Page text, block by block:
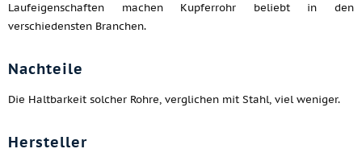
Laufeigenschaften machen Kupferrohr beliebt in den
verschiedensten Branchen.
Nachteile
Die Haltbarkeit solcher Rohre, verglichen mit Stahl, viel weniger.
Hersteller